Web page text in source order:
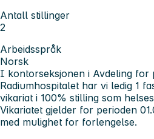
Antall stillinger
2
Arbeidsspråk
Norsk
I kontorseksjonen i Avdeling for
Radiumhospitalet har vi ledig 1
vikariat i 100% stilling som
Vikariatet gjelder for perioden
med mulighet for forlengelse.